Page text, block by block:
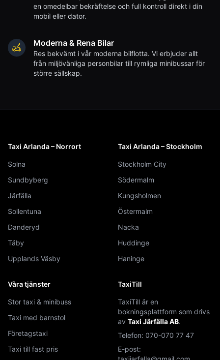
en omedelbar bekräftelse och full kontroll direkt i din
mobil eller dator.
Moderna & Rena Bilar
Res bekvämt i vår moderna bilflotta. Vi erbjuder allt
från miljövänliga personbilar till rymliga minibussar för
större sällskap.
Taxi Arlanda – Norrort
Solna
Sundbyberg
Järfälla
Sollentuna
Danderyd
Täby
Upplands Väsby
Taxi Arlanda – Stockholm
Stockholm City
Södermalm
Kungsholmen
Östermalm
Nacka
Huddinge
Haninge
Våra tjänster
Stor taxi & minibuss
Taxi med barnstol
Företagstaxi
Taxi till fast pris
TaxiTill
TaxiTill är en
bokningsplattform som drivs
av Taxi Järfälla AB.
Telefon: 070-070 77 47
E-post: